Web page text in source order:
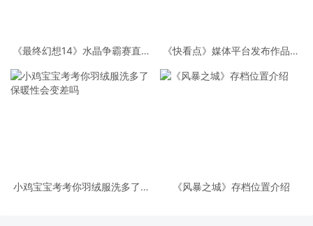
《最终幻想14》水晶争霸赛直播
《快看点》媒体平台发布作品方
小鸡宝宝考考你羽绒服洗多了保
《风暴之城》存档位置介绍